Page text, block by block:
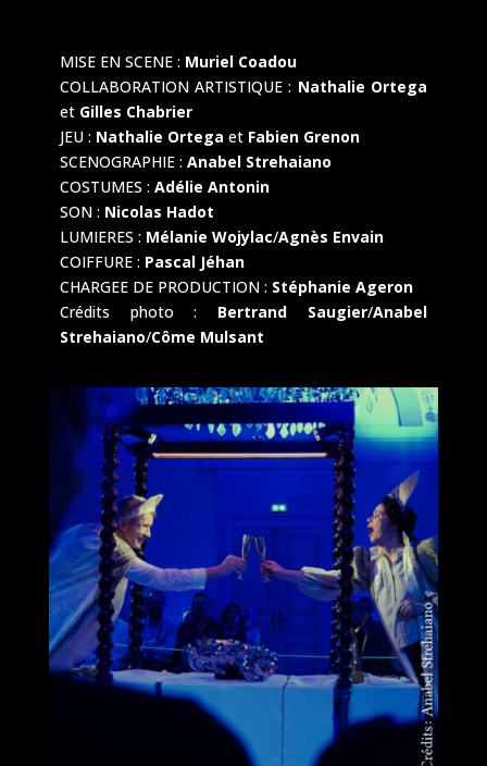
MISE EN SCENE : Muriel Coadou
COLLABORATION ARTISTIQUE : Nathalie Ortega
etGilles Chabrier
JEU : Nathalie Ortega et Fabien Grenon
SCENOGRAPHIE : Anabel Strehaiano
COSTUMES : Adélie Antonin
SON : Nicolas Hadot
LUMIERES : Mélanie Wojylac/Agnès Envain
COIFFURE : Pascal Jéhan
CHARGEE DE PRODUCTION : Stéphanie Ageron
Crédits photo : Bertrand Saugier/Anabel
Strehaiano/Côme Mulsant